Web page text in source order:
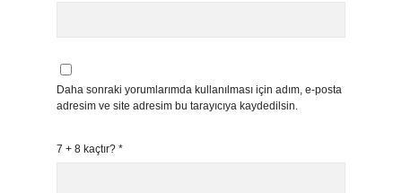
Daha sonraki yorumlarımda kullanılması için adım, e-posta
adresim ve site adresim bu tarayıcıya kaydedilsin.
7 + 8 kaçtır? *